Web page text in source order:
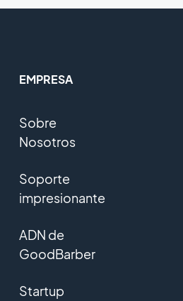
EMPRESA
Sobre
Nosotros
Soporte
impresionante
ADN de
GoodBarber
Startup